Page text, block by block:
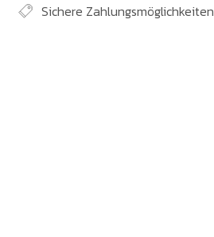
Sichere Zahlungsmöglichkeiten